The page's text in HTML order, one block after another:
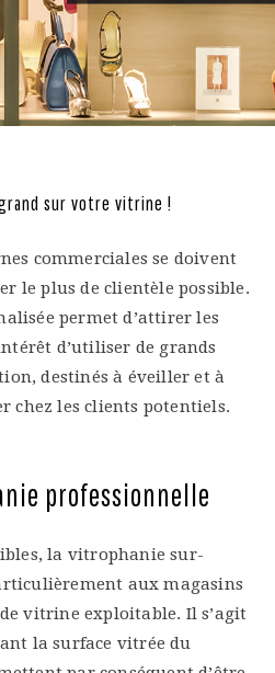
sur votre vitrine !
commerciales se doivent
le plus de clientèle possible.
permet d’attirer les
d’utiliser de grands
destinés à éveiller et à
chez les clients potentiels.
professionnelle
la vitrophanie sur-
aux magasins
vitrine exploitable. Il s’agit
la surface vitrée du